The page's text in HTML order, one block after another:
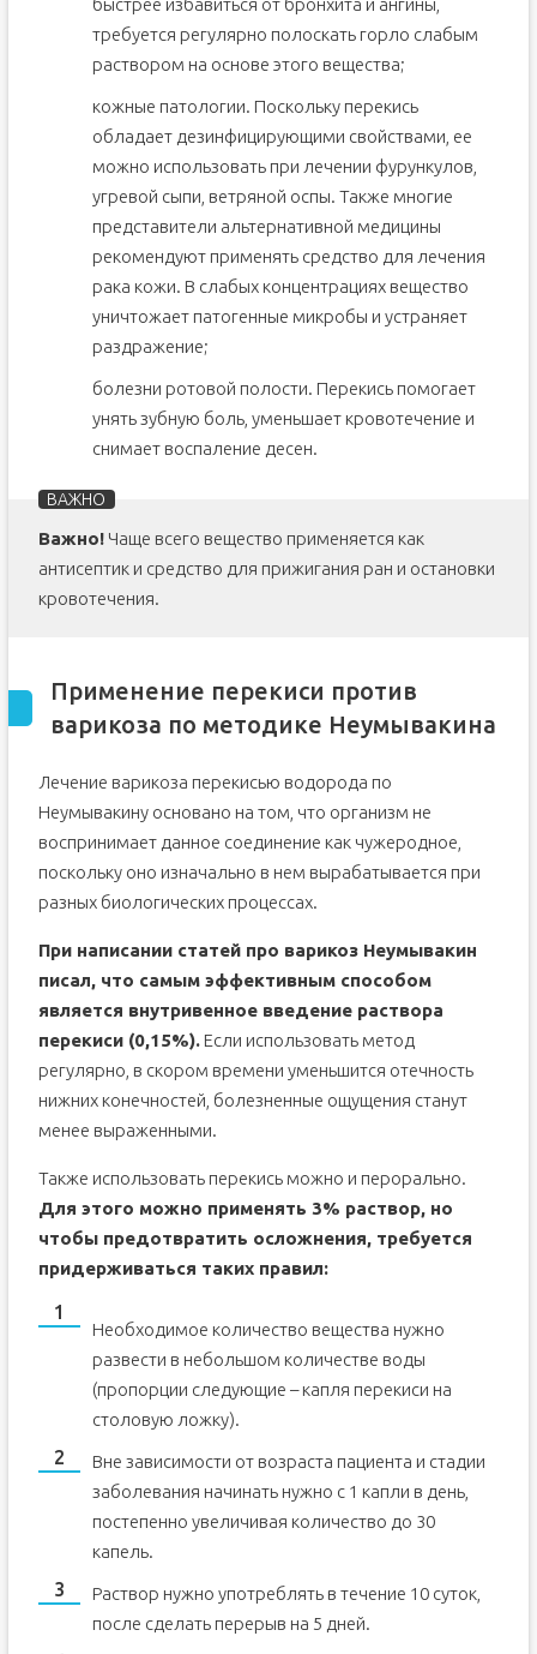
быстрее избавиться от бронхита и ангины,
требуется регулярно полоскать горло слабым
раствором на основе этого вещества;
кожные патологии. Поскольку перекись
обладает дезинфицирующими свойствами, ее
можно использовать при лечении фурункулов,
угревой сыпи, ветряной оспы. Также многие
представители альтернативной медицины
рекомендуют применять средство для лечения
рака кожи. В слабых концентрациях вещество
уничтожает патогенные микробы и устраняет
раздражение;
болезни ротовой полости. Перекись помогает
унять зубную боль, уменьшает кровотечение и
снимает воспаление десен.
Важно!Чаще всего вещество применяется как
антисептик и средство для прижигания ран и остановки
кровотечения.
Применение перекиси против
варикоза по методике Неумывакина
Лечение варикоза перекисью водорода по
Неумывакину основано на том, что организм не
воспринимает данное соединение как чужеродное,
поскольку оно изначально в нем вырабатывается при
разных биологических процессах.
При написании статей про варикоз Неумывакин
писал, что самым эффективным способом
является внутривенное введение раствора
перекиси (0,15%).Если использовать метод
регулярно, в скором времени уменьшится отечность
нижних конечностей, болезненные ощущения станут
менее выраженными.
Также использовать перекись можно и перорально.
Для этого можно применять 3% раствор, но
чтобы предотвратить осложнения, требуется
придерживаться таких правил:
Необходимое количество вещества нужно
развести в небольшом количестве воды
(пропорции следующие – капля перекиси на
столовую ложку).
Вне зависимости от возраста пациента и стадии
заболевания начинать нужно с 1 капли в день,
постепенно увеличивая количество до 30
капель.
Раствор нужно употреблять в течение 10 суток,
после сделать перерыв на 5 дней.